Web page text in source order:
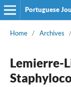
Portuguese
Home / Archives /
Lemierre-